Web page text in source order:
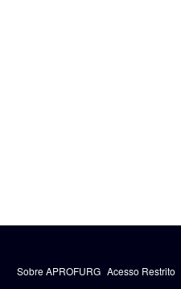
Sobre APROFURG Acesso Restrito